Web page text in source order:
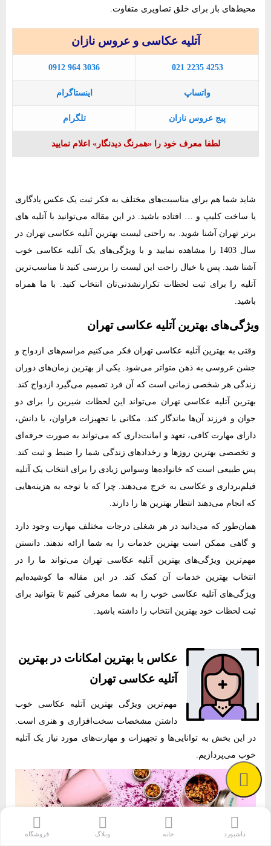
محیط‌های باز برای خلق تصاویری متفاوت.
آتلیه عکاسی و عروس نازان
0912 964 3036 021 2235 4253
اینستاگرام واتساپ
تلگرام پیج عروس نازان
لطفا معرف خود را «همرنگ دیدنگار» اعلام نمایید
شاید شما هم برای مناسبت‌های مختلف به فکر ثبت یک عکس یادگاری
یا ساخت کلیپ و … افتاده باشید. در این مقاله می‌توانید با آتلیه های
برتر تهران آشنا شوید. به راحتی لیست بهترین آتلیه عکاسی تهران در
سال 1403 را مشاهده نمایید و با ویژگی‌های یک آتلیه عکاسی خوب
آشنا شید. پس با خیال راحت این لیست را بررسی کنید تا مناسب‌ترین
آتلیه را برای ثبت لحظات تکرارنشدنی‌تان انتخاب کنید. با ما همراه
باشید.
ویژگی‌های بهترین آتلیه عکاسی تهران
وقتی به بهترین آتلیه عکاسی تهران فکر می‌کنیم مراسم‌های ازدواج و
جشن عروسی به ذهن متواتر می‌شود. یکی از بهترین زمان‌های دوران
زندگی هر شخصی زمانی ا‌ست که آن فرد تصمیم می‌گیرد ازدواج کند.
بهترین آتلیه عکاسی تهران می‌تواند این لحظات شیرین را برای دو
جوان و فرزند آن‌ها ماندگار کند. مکانی با تجهیزات فراوان، با دانش،
دارای مهارت کافی، تعهد و امانت‌داری که می‌تواند به صورت حرفه‌ای
و تخصصی بهترین روزها و رخدادهای زندگی شما را ضبط و ثبت کند.
پس طبیعی است که خانواده‌ها وسواس زیادی را برای انتخاب یک آتلیه
فیلم‌برداری و عکاسی به خرج می‌دهند. چرا که با توجه به هزینه‌هایی
که انجام می‌دهند انتظار بهترین ‌ها را دارند.
همان‌طور که می‌دانید در هر شغلی درجات مختلف مهارت وجود دارد
و گاهی ممکن است بهترین خدمات را به شما ارائه ندهند. دانستن
مهم‌ترین ویژگی‌های بهترین آتلیه عکاسی تهران می‌تواند ما را در
انتخاب بهترین خدمات آن کمک کند. در این مقاله ما کوشیده‌ایم
ویژگی‌های آتلیه عکاسی خوب را به شما معرفی کنیم تا بتوانید برای
ثبت لحظات خود بهترین انتخاب را داشته باشید.
عکاس با بهترین امکانات در بهترین
آتلیه عکاسی تهران
مهم‌ترین ویژگی بهترین آتلیه عکاسی خوب
داشتن مشخصات سخت‌افزاری و هنری است.
در این بخش به توانایی‌ها و تجهیزات و مهارت‌های مورد نیاز یک آتلیه
خوب می‌پردازیم.
داشبورد خانه وبلاگ فروشگاه